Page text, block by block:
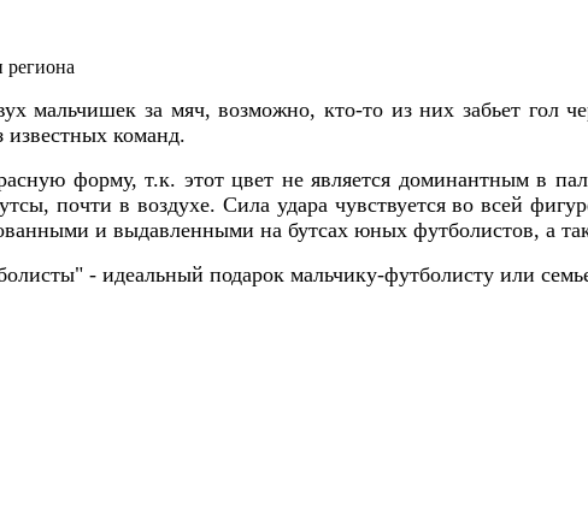
региона
мальчишек за мяч, возможно, кто-то из них забьет
известных команд.
форму, т.к. этот цвет не является доминантным в
почти в воздухе. Сила удара чувствуется во всей
и выдавленными на бутсах юных футболистов, а
- идеальный подарок мальчику-футболисту или